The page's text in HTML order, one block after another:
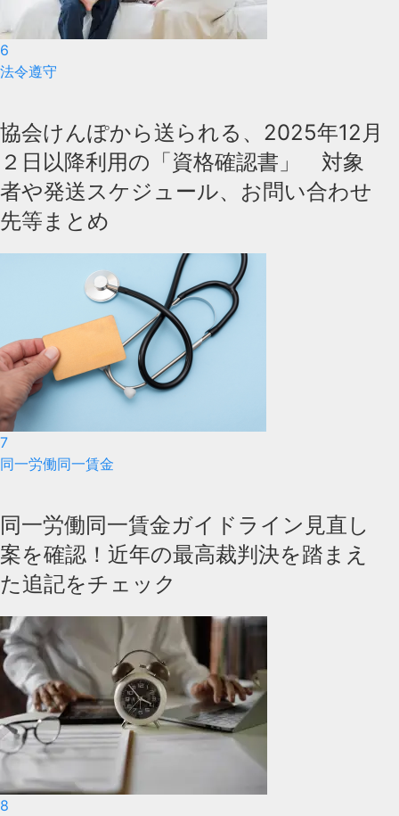
6
法令遵守
協会けんぽから送られる、2025年12月
２日以降利用の「資格確認書」 対象
者や発送スケジュール、お問い合わせ
先等まとめ
7
同一労働同一賃金
同一労働同一賃金ガイドライン見直し
案を確認！近年の最高裁判決を踏まえ
た追記をチェック
8